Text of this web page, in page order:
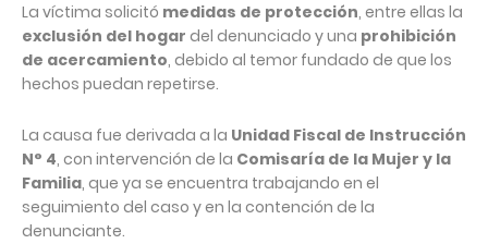
La víctima solicitó medidas de protección, entre ellas la
exclusión del hogar del denunciado y una prohibición
de acercamiento, debido al temor fundado de que los
hechos puedan repetirse.
La causa fue derivada a la Unidad Fiscal de Instrucción
N° 4, con intervención de la Comisaría de la Mujer y la
Familia, que ya se encuentra trabajando en el
seguimiento del caso y en la contención de la
denunciante.